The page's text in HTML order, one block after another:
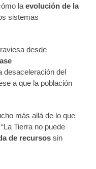
la evolución de la
sistemas
desde
desaceleración del
a que la población
más allá de lo que
Tierra no puede
de recursos sin